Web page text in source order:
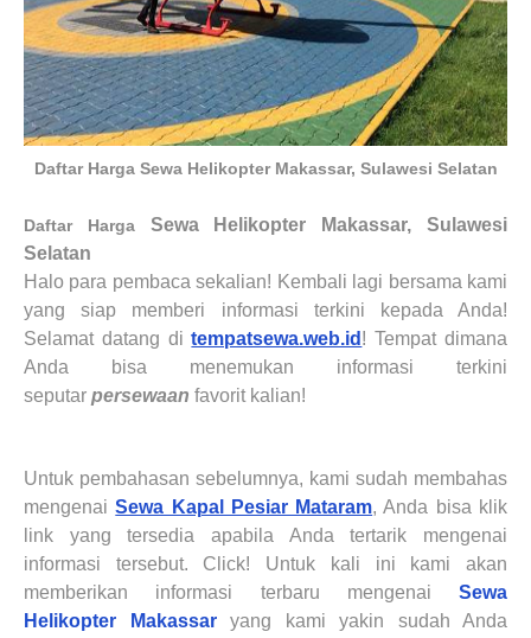
Daftar Harga Sewa Helikopter Makassar, Sulawesi Selatan
Daftar Harga Sewa Helikopter Makassar, Sulawesi
Selatan
Halo para pembaca sekalian! Kembali lagi bersama kami
yang siap memberi informasi terkini kepada Anda!
Selamat datang ditempatsewa.web.id ! Tempat dimana
Anda bisa menemukan informasi terkini
seputar persewaan favorit kalian!
Untuk pembahasan sebelumnya, kami sudah membahas
mengenaiSewa Kapal Pesiar Mataram, Anda bisa klik
link yang tersedia apabila Anda tertarik mengenai
informasi tersebut. Click! Untuk kali ini kami akan
memberikan informasi terbaru mengenai Sewa
Helikopter Makassaryang kami yakin sudah Anda